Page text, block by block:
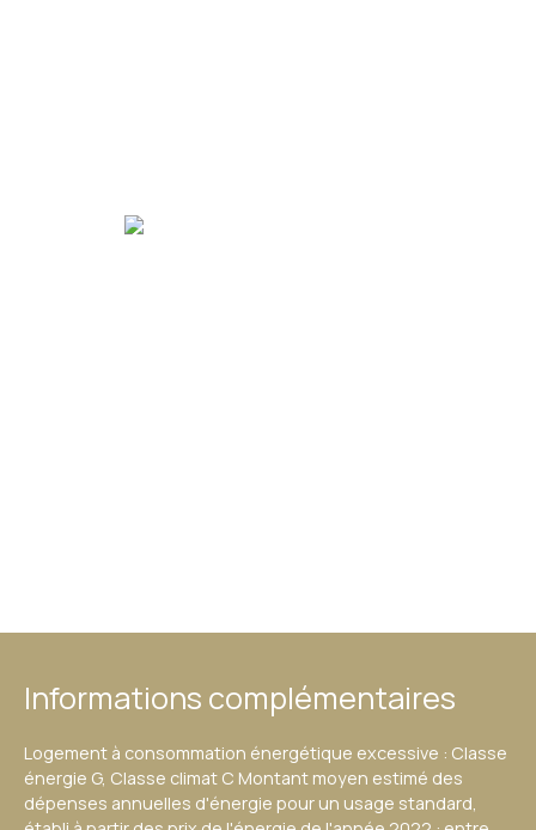
Informations complémentaires
Logement à consommation énergétique excessive : Classe
énergie G, Classe climat C Montant moyen estimé des
dépenses annuelles d'énergie pour un usage standard,